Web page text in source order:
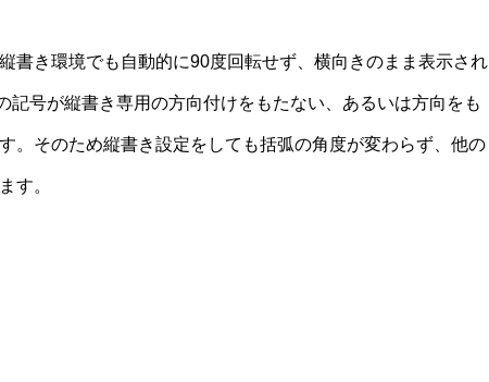
書き環境でも自動的に90度回転せず、横向きのまま表示され
記号が縦書き専用の方向付けをもたない、あるいは方向をも
。そのため縦書き設定をしても括弧の角度が変わらず、他の
す。